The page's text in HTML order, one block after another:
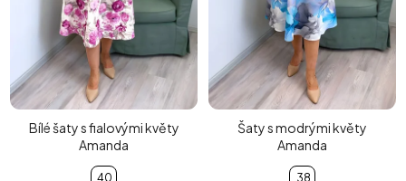
Bílé šaty s fialovými květy
Amanda
40
Šaty s modrými květy
Amanda
38